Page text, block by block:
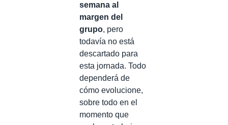
semana al
margen del
grupo, pero
todavía no está
descartado para
esta jornada. Todo
dependerá de
cómo evolucione,
sobre todo en el
momento que